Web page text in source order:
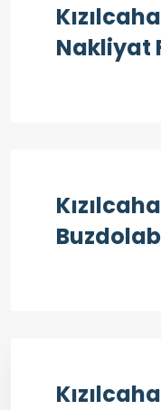
Nakliyat